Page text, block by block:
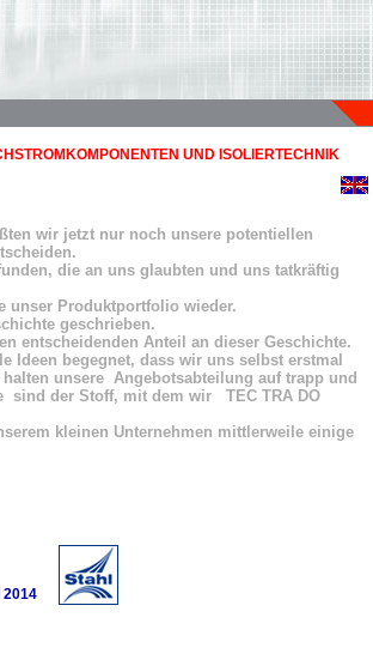
UND ISOLIERTECHNIK
wir jetzt nur noch unsere potentiellen
die an uns glaubten und uns tatkräftig
unser Produktportfolio wieder.
geschrieben.
entscheidenden Anteil an dieser Geschichte.
Ideen begegnet, dass wir uns selbst erstmal
unsere Angebotsabteilung auf trapp und
sind der Stoff, mit dem wir TEC TRA DO
kleinen Unternehmen mittlerweile einige